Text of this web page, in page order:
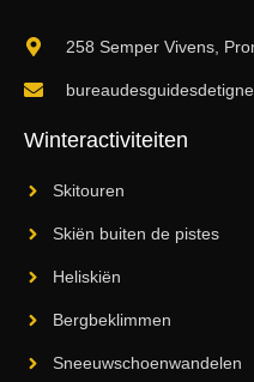
258 Semper Vivens,
Winteractiviteiten
Skitouren
Skiën buiten de pistes
Heliskiën
Bergbeklimmen
Sneeuwschoenwandelen